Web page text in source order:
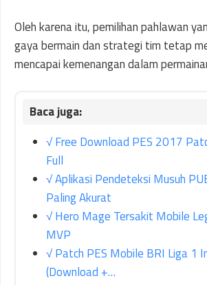
Oleh karena itu, pemilihan pahlawan
gaya bermain dan strategi tim tetap
mencapai kemenangan dalam
√ Free Download PES 2017
Full
√ Aplikasi Pendeteksi Musuh
Paling Akurat
√ Hero Mage Tersakit Mobile
MVP
√ Patch PES Mobile BRI Liga 1
(Download +…